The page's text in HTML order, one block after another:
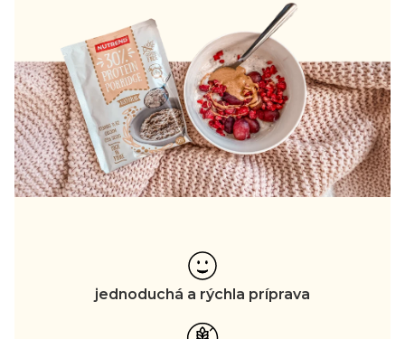
jednoduchá a rýchla príprava